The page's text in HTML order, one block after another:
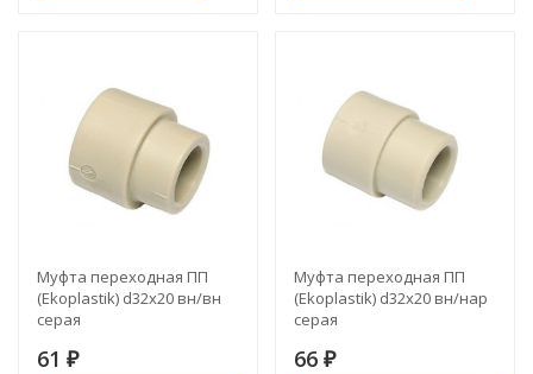
Муфта переходная ПП
(Ekoplastik) d32х20 вн/вн
серая
61 ₽
Муфта переходная ПП
(Ekoplastik) d32х20 вн/нар
серая
66 ₽